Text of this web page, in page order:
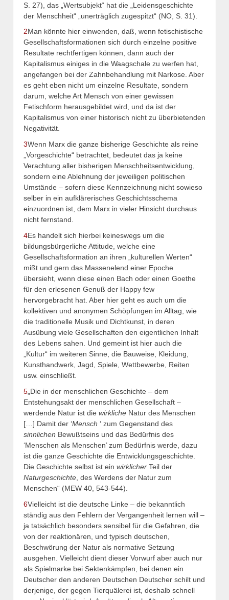
S. 27), das „Wertsubjekt“ hat die „Leidensgeschichte
der Menschheit“ „unerträglich zugespitzt“ (NO, S. 31).
2Man könnte hier einwenden, daß, wenn fetischistische
Gesellschaftsformationen sich durch einzelne positive
Resultate rechtfertigen können, dann auch der
Kapitalismus einiges in die Waagschale zu werfen hat,
angefangen bei der Zahnbehandlung mit Narkose. Aber
es geht eben nicht um einzelne Resultate, sondern
darum, welche Art Mensch von einer gewissen
Fetischform herausgebildet wird, und da ist der
Kapitalismus von einer historisch nicht zu überbietenden
Negativität.
3Wenn Marx die ganze bisherige Geschichte als reine
„Vorgeschichte“ betrachtet, bedeutet das ja keine
Verachtung aller bisherigen Menschheitsentwicklung,
sondern eine Ablehnung der jeweiligen politischen
Umstände – sofern diese Kennzeichnung nicht sowieso
selber in ein aufklärerisches Geschichtsschema
einzuordnen ist, dem Marx in vieler Hinsicht durchaus
nicht fernstand.
4Es handelt sich hierbei keineswegs um die
bildungsbürgerliche Attitude, welche eine
Gesellschaftsformation an ihren „kulturellen Werten“
mißt und gern das Massenelend einer Epoche
übersieht, wenn diese einen Bach oder einen Goethe
für den erlesenen Genuß der Happy few
hervorgebracht hat. Aber hier geht es auch um die
kollektiven und anonymen Schöpfungen im Alltag, wie
die traditionelle Musik und Dichtkunst, in deren
Ausübung viele Gesellschaften den eigentlichen Inhalt
des Lebens sahen. Und gemeint ist hier auch die
„Kultur“ im weiteren Sinne, die Bauweise, Kleidung,
Kunsthandwerk, Jagd, Spiele, Wettbewerbe, Reiten
usw. einschließt.
5 „Die in der menschlichen Geschichte – dem
Entstehungsakt der menschlichen Gesellschaft –
werdende Natur ist die wirkliche Natur des Menschen
[…] Damit der ‘Mensch ‘ zum Gegenstand des
sinnlichen Bewußtseins und das Bedürfnis des
‘Menschen als Menschen’ zum Bedürfnis werde, dazu
ist die ganze Geschichte die Entwicklungsgeschichte.
Die Geschichte selbst ist ein wirklicher Teil der
Naturgeschichte , des Werdens der Natur zum
Menschen“ (MEW 40, 543-544).
6Vielleicht ist die deutsche Linke – die bekanntlich
ständig aus den Fehlern der Vergangenheit lernen will –
ja tatsächlich besonders sensibel für die Gefahren, die
von der reaktionären, und typisch deutschen,
Beschwörung der Natur als normative Setzung
ausgehen. Vielleicht dient dieser Vorwurf aber auch nur
als Spielmarke bei Sektenkämpfen, bei denen ein
Deutscher den anderen Deutschen Deutscher schilt und
derjenige, der gegen Tierquälerei ist, deshalb schnell